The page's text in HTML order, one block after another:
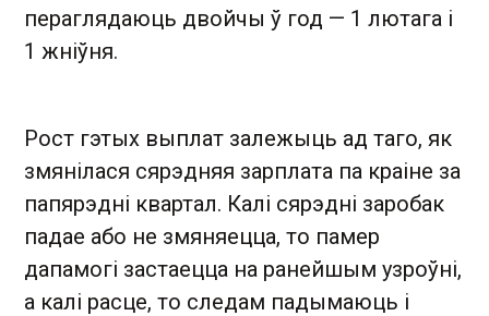
пераглядаюць двойчы ў год — 1 лютага і
1 жніўня.
Рост гэтых выплат залежыць ад таго, як
змянілася сярэдняя зарплата па краіне за
папярэдні квартал. Калі сярэдні заробак
падае або не змяняецца, то памер
дапамогі застаецца на ранейшым узроўні,
а калі расце, то следам падымаюць і